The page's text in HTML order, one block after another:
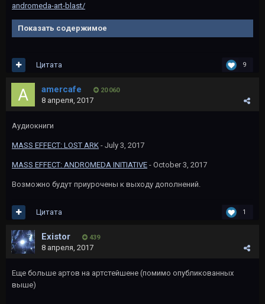
andromeda-art-blast/
Показать содержимое
9
Цитата
amercafe 20 060
8 апреля, 2017
Аудиокниги
MASS EFFECT: LOST ARK - July 3, 2017
MASS EFFECT: ANDROMEDA INITIATIVE - October 3, 2017
Возможно будут приурочены к выходу дополнений.
1
Цитата
Existor 439
8 апреля, 2017
Еще больше артов на артстейшене (помимо опубликованных
выше)